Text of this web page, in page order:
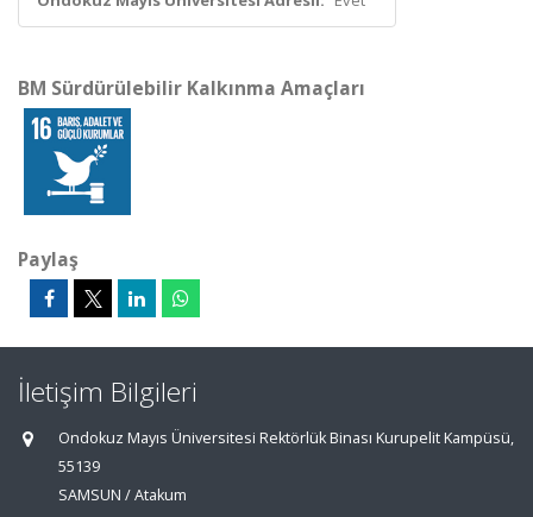
BM Sürdürülebilir Kalkınma Amaçları
Paylaş
İletişim Bilgileri
Ondokuz Mayıs Üniversitesi Rektörlük Binası Kurupelit Kampüsü,
55139
SAMSUN / Atakum